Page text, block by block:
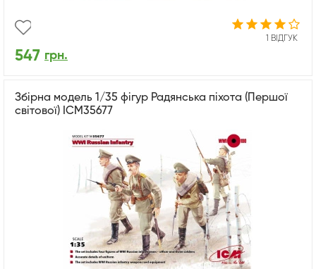
1 ВІДГУК
547 грн.
Збірна модель 1/35 фігур Радянська піхота (Першої
світової) ICM35677